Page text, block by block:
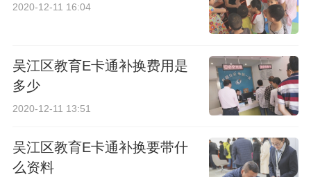
2020-12-11 16:04
吴江区教育E卡通补换费用是
多少
2020-12-11 13:51
吴江区教育E卡通补换要带什
么资料